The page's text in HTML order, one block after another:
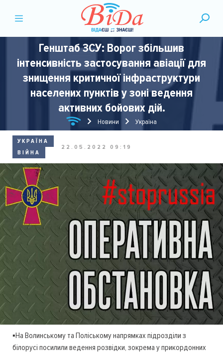
Генштаб ЗСУ: Ворог збільшив
інтенсивність застосування авіації для
знищення критичної інфраструктури
населених пунктів у зоні ведення
активних бойових дій.
Новини Україна
УКРАЇНА
ВІЙНА
22.05.2022 09:19
▪️На Волинському та Поліському напрямках підрозділи з
білорусі посилили ведення розвідки, зокрема у прикордонних